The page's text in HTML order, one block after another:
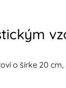
o šírke 20 cm,